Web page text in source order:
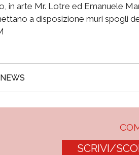
in arte Mr. Lotre ed Emanuele
a disposizione muri spogli
NEWS
SCRIVI/